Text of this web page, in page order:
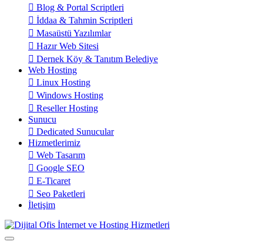
Blog & Portal Scriptleri
İddaa & Tahmin Scriptleri
Masaüstü Yazılımlar
Hazır Web Sitesi
Dernek Köy & Tanıtım Belediye
Web Hosting
Linux Hosting
Windows Hosting
Reseller Hosting
Sunucu
Dedicated Sunucular
Hizmetlerimiz
Web Tasarım
Google SEO
E-Ticaret
Seo Paketleri
İletişim